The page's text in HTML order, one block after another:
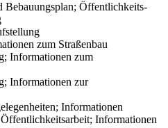
Bebauungsplan; Öffentlichkeits-
zum Straßenbau
Informationen zum
Informationen zur
Informationen
Informationen